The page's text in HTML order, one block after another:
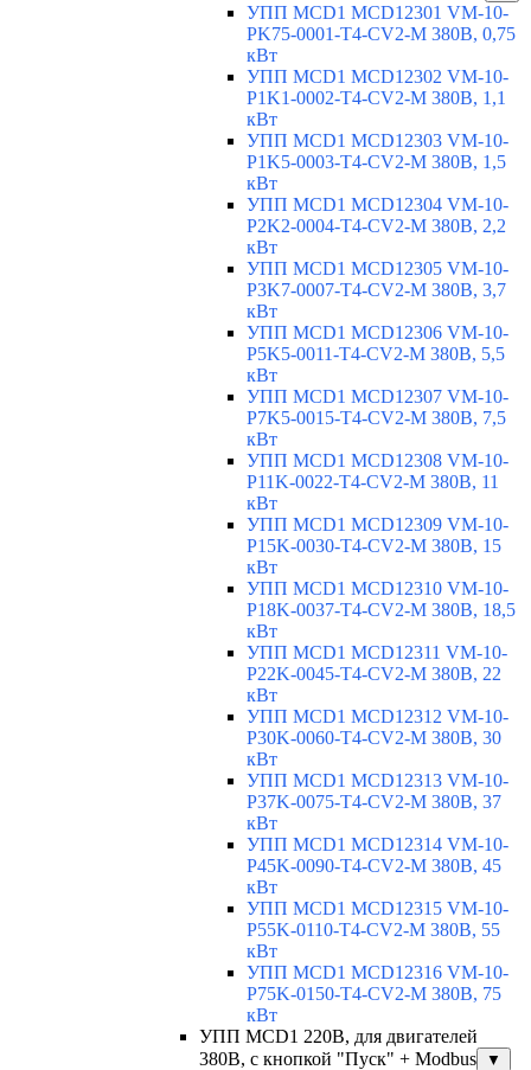
УПП MCD1 MCD12301 VM-10-
PK75-0001-T4-CV2-M 380В, 0,75
кВт
УПП MCD1 MCD12302 VM-10-
P1K1-0002-T4-CV2-M 380В, 1,1
кВт
УПП MCD1 MCD12303 VM-10-
P1K5-0003-T4-CV2-M 380В, 1,5
кВт
УПП MCD1 MCD12304 VM-10-
P2K2-0004-T4-CV2-M 380В, 2,2
кВт
УПП MCD1 MCD12305 VM-10-
P3K7-0007-T4-CV2-M 380В, 3,7
кВт
УПП MCD1 MCD12306 VM-10-
P5K5-0011-T4-CV2-M 380В, 5,5
кВт
УПП MCD1 MCD12307 VM-10-
P7K5-0015-T4-CV2-M 380В, 7,5
кВт
УПП MCD1 MCD12308 VM-10-
P11K-0022-T4-CV2-M 380В, 11
кВт
УПП MCD1 MCD12309 VM-10-
P15K-0030-T4-CV2-M 380В, 15
кВт
УПП MCD1 MCD12310 VM-10-
P18K-0037-T4-CV2-M 380В, 18,5
кВт
УПП MCD1 MCD12311 VM-10-
P22K-0045-T4-CV2-M 380В, 22
кВт
УПП MCD1 MCD12312 VM-10-
P30K-0060-T4-CV2-M 380В, 30
кВт
УПП MCD1 MCD12313 VM-10-
P37K-0075-T4-CV2-M 380В, 37
кВт
УПП MCD1 MCD12314 VM-10-
P45K-0090-T4-CV2-M 380В, 45
кВт
УПП MCD1 MCD12315 VM-10-
P55K-0110-T4-CV2-M 380В, 55
кВт
УПП MCD1 MCD12316 VM-10-
P75K-0150-T4-CV2-M 380В, 75
кВт
УПП MCD1 220В, для двигателей
380В, с кнопкой "Пуск" + Modbus
▼